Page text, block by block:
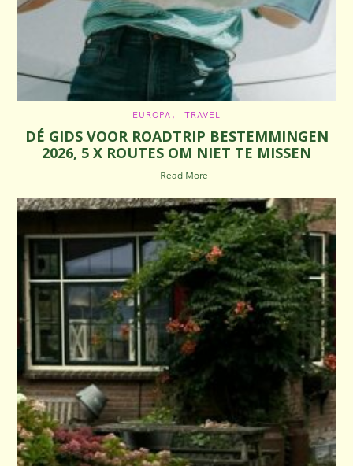
T
E
G
O
R
I
S
EUROPA TRAVEL
DÉ GIDS VOOR ROADTRIP BESTEMMINGEN
2026, 5 X ROUTES OM NIET TE MISSEN
Read More